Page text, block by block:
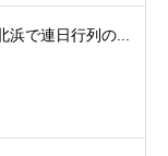
浜で連日行列の...